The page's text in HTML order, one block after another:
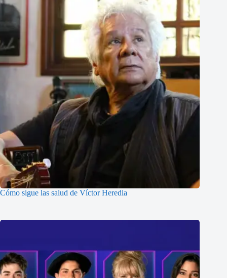
Cómo sigue las salud de Víctor Heredia